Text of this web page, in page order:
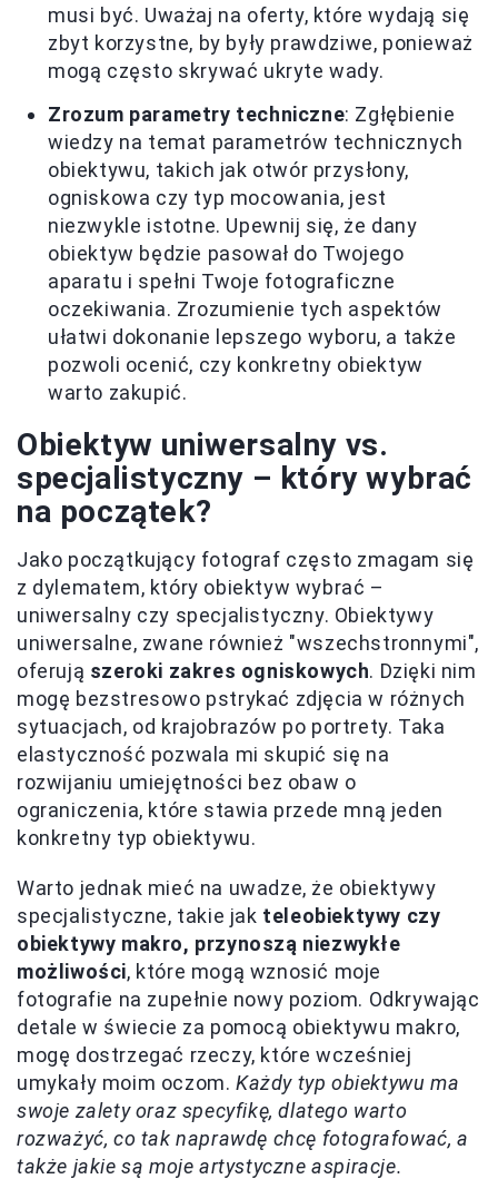
musi być. Uważaj na oferty, które wydają się
zbyt korzystne, by były prawdziwe, ponieważ
mogą często skrywać ukryte wady.
Zrozum parametry techniczne: Zgłębienie
wiedzy na temat parametrów technicznych
obiektywu, takich jak otwór przysłony,
ogniskowa czy typ mocowania, jest
niezwykle istotne. Upewnij się, że dany
obiektyw będzie pasował do Twojego
aparatu i spełni Twoje fotograficzne
oczekiwania. Zrozumienie tych aspektów
ułatwi dokonanie lepszego wyboru, a także
pozwoli ocenić, czy konkretny obiektyw
warto zakupić.
Obiektyw uniwersalny vs.
specjalistyczny – który wybrać
na początek?
Jako początkujący fotograf często zmagam się
z dylematem, który obiektyw wybrać –
uniwersalny czy specjalistyczny. Obiektywy
uniwersalne, zwane również "wszechstronnymi",
oferują szeroki zakres ogniskowych. Dzięki nim
mogę bezstresowo pstrykać zdjęcia w różnych
sytuacjach, od krajobrazów po portrety. Taka
elastyczność pozwala mi skupić się na
rozwijaniu umiejętności bez obaw o
ograniczenia, które stawia przede mną jeden
konkretny typ obiektywu.
Warto jednak mieć na uwadze, że obiektywy
specjalistyczne, takie jak teleobiektywy czy
obiektywy makro, przynoszą niezwykłe
możliwości, które mogą wznosić moje
fotografie na zupełnie nowy poziom. Odkrywając
detale w świecie za pomocą obiektywu makro,
mogę dostrzegać rzeczy, które wcześniej
umykały moim oczom.Każdy typ obiektywu ma
swoje zalety oraz specyfikę, dlatego warto
rozważyć, co tak naprawdę chcę fotografować, a
także jakie są moje artystyczne aspiracje.